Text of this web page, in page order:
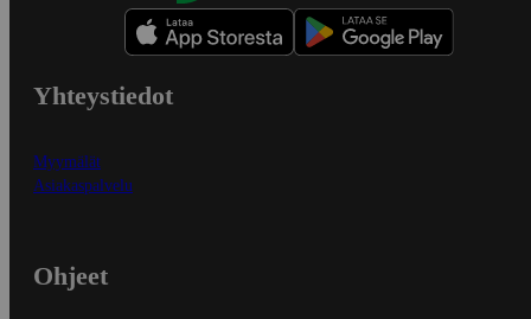
Yhteystiedot
Myymälät
Asiakaspalvelu
Ohjeet